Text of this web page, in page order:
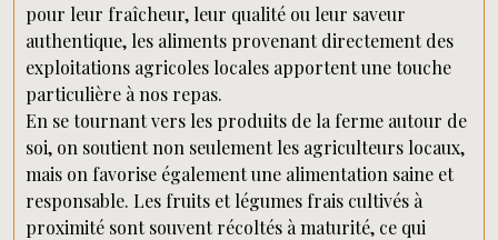
pour leur fraîcheur, leur qualité ou leur saveur
authentique, les aliments provenant directement des
exploitations agricoles locales apportent une touche
particulière à nos repas.
En se tournant vers les produits de la ferme autour de
soi, on soutient non seulement les agriculteurs locaux,
mais on favorise également une alimentation saine et
responsable. Les fruits et légumes frais cultivés à
proximité sont souvent récoltés à maturité, ce qui